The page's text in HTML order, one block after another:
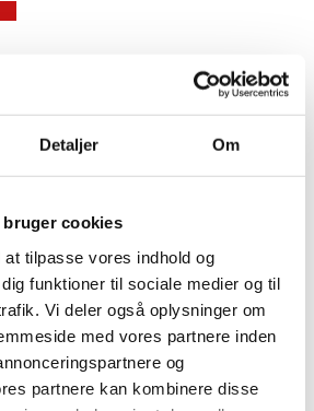
Detaljer Om
bruger cookies
tilpasse vores indhold og
funktioner til sociale medier og til
Vi deler også oplysninger om
med vores partnere inden
og
partnere kan kombinere disse
brun farin, glucosesirup, kakao,
vaniljearoma og vanilje, majsstivelse, salt,
(E450, E500, hvedestivelse
er vegetabilsk.
sammen med stærkt lugtende varer.